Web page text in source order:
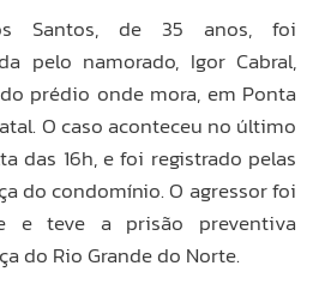
Santos, de 35 anos, foi
pelo namorado, Igor Cabral,
prédio onde mora, em Ponta
O caso aconteceu no último
das 16h, e foi registrado pelas
do condomínio. O agressor foi
e teve a prisão preventiva
do Rio Grande do Norte.